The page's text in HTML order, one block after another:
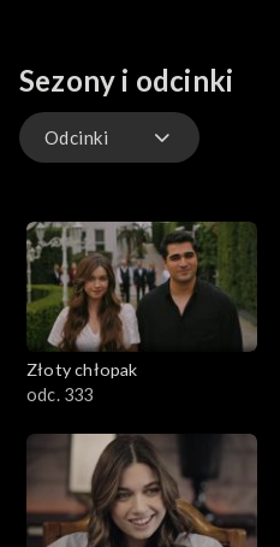
Sezony i odcinki
Odcinki
Złoty chłopak
odc. 333